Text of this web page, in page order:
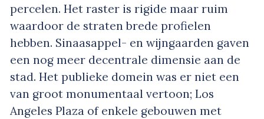
percelen. Het raster is rigide maar ruim
waardoor de straten brede profielen
hebben. Sinaasappel- en wijngaarden gaven
een nog meer decentrale dimensie aan de
stad. Het publieke domein was er niet een
van groot monumentaal vertoon; Los
Angeles Plaza of enkele gebouwen met